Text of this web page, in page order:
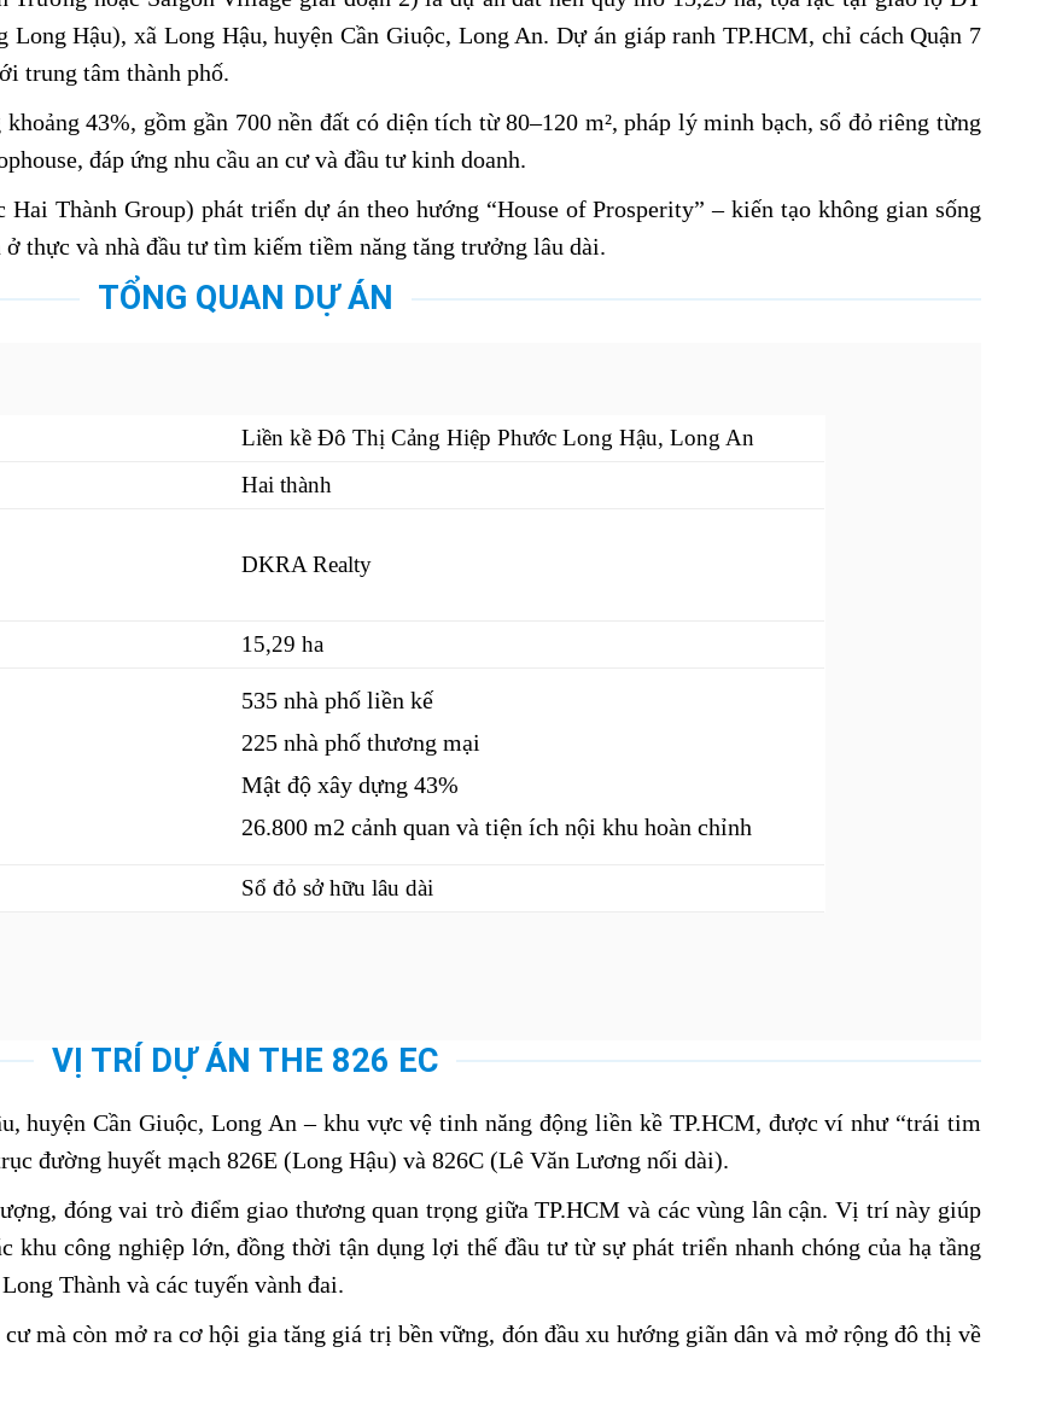
Hậu), xã Long Hậu, huyện Cần Giuộc, Long An. Dự án giáp ranh TP.HCM, chỉ cách Quận 7
trung tâm thành phố.
43%, gồm gần 700 nền đất có diện tích từ 80–120 m², pháp lý minh bạch, sổ đỏ riêng từng
đáp ứng nhu cầu an cư và đầu tư kinh doanh.
Thành Group) phát triển dự án theo hướng “House of Prosperity” – kiến tạo không gian sống
thực và nhà đầu tư tìm kiếm tiềm năng tăng trưởng lâu dài.
TỔNG QUAN DỰ ÁN
Liền kề Đô Thị Cảng Hiệp Phước Long Hậu, Long An
Hai thành
DKRA Realty
15,29 ha
535 nhà phố liền kế
225 nhà phố thương mại
Mật độ xây dựng 43%
26.800 m2 cảnh quan và tiện ích nội khu hoàn chỉnh
Sổ đỏ sở hữu lâu dài
VỊ TRÍ DỰ ÁN THE 826 EC
huyện Cần Giuộc, Long An – khu vực vệ tinh năng động liền kề TP.HCM, được ví như “trái tim
đường huyết mạch 826E (Long Hậu) và 826C (Lê Văn Lương nối dài).
đóng vai trò điểm giao thương quan trọng giữa TP.HCM và các vùng lân cận. Vị trí này giúp
khu công nghiệp lớn, đồng thời tận dụng lợi thế đầu tư từ sự phát triển nhanh chóng của hạ tầng
Thành và các tuyến vành đai.
mà còn mở ra cơ hội gia tăng giá trị bền vững, đón đầu xu hướng giãn dân và mở rộng đô thị về